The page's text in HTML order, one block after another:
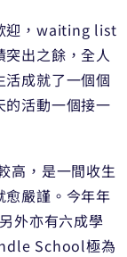
迎，waiting list
出之餘，全人
成就了一個個
活動一個接一
高，是一間收生
嚴謹。今年年
外亦有六成學
School極為